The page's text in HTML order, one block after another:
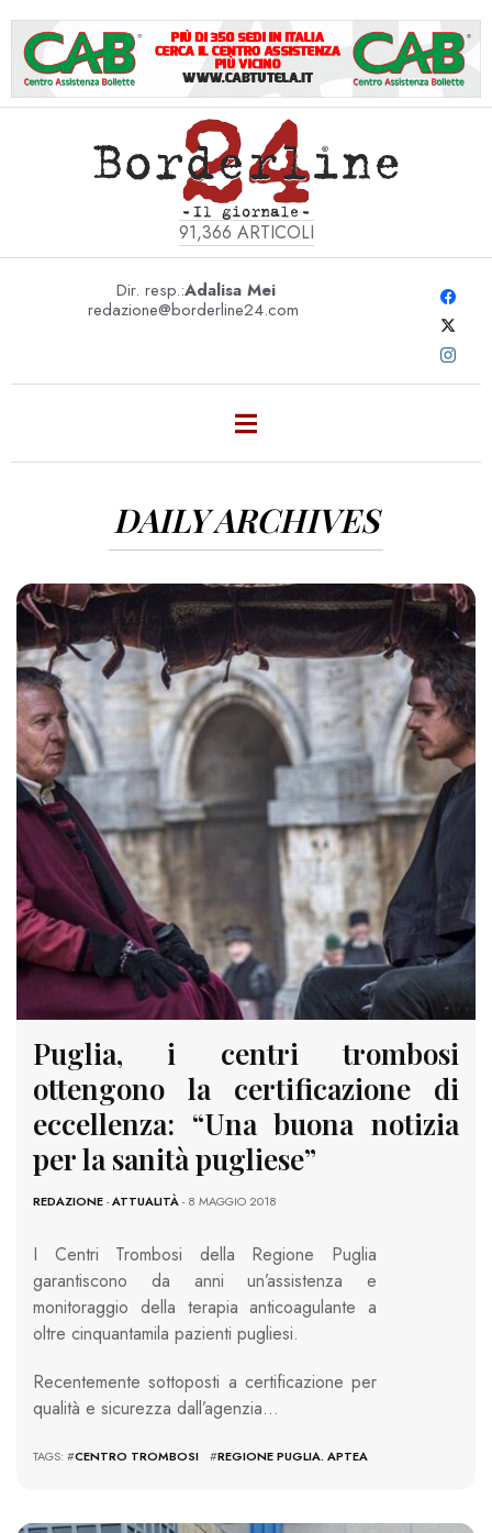
91,366 ARTICOLI
Dir. resp.:Adalisa Mei
redazione@borderline24.com
DAILY ARCHIVES
2451 VIEWS
Puglia, i centri trombosi
ottengono la certificazione di
eccellenza: “Una buona notizia
per la sanità pugliese”
REDAZIONE-ATTUALITÀ- 8 MAGGIO 2018
I Centri Trombosi della Regione Puglia
garantiscono da anni un’assistenza e
monitoraggio della terapia anticoagulante a
oltre cinquantamila pazienti pugliesi.
Recentemente sottoposti a certificazione per
qualità e sicurezza dall’agenzia…
TAGS: #CENTRO TROMBOSI #REGIONE PUGLIA. APTEA